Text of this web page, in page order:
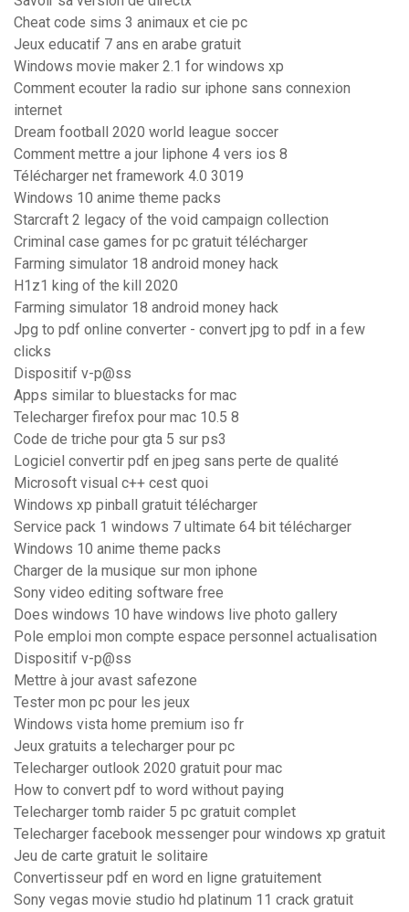
Cheat code sims 3 animaux et cie pc
Jeux educatif 7 ans en arabe gratuit
Windows movie maker 2.1 for windows xp
Comment ecouter la radio sur iphone sans connexion
internet
Dream football 2020 world league soccer
Comment mettre a jour liphone 4 vers ios 8
Télécharger net framework 4.0 3019
Windows 10 anime theme packs
Starcraft 2 legacy of the void campaign collection
Criminal case games for pc gratuit télécharger
Farming simulator 18 android money hack
H1z1 king of the kill 2020
Farming simulator 18 android money hack
Jpg to pdf online converter - convert jpg to pdf in a few
clicks
Dispositif v-p@ss
Apps similar to bluestacks for mac
Telecharger firefox pour mac 10.5 8
Code de triche pour gta 5 sur ps3
Logiciel convertir pdf en jpeg sans perte de qualité
Microsoft visual c++ cest quoi
Windows xp pinball gratuit télécharger
Service pack 1 windows 7 ultimate 64 bit télécharger
Windows 10 anime theme packs
Charger de la musique sur mon iphone
Sony video editing software free
Does windows 10 have windows live photo gallery
Pole emploi mon compte espace personnel actualisation
Dispositif v-p@ss
Mettre à jour avast safezone
Tester mon pc pour les jeux
Windows vista home premium iso fr
Jeux gratuits a telecharger pour pc
Telecharger outlook 2020 gratuit pour mac
How to convert pdf to word without paying
Telecharger tomb raider 5 pc gratuit complet
Telecharger facebook messenger pour windows xp gratuit
Jeu de carte gratuit le solitaire
Convertisseur pdf en word en ligne gratuitement
Sony vegas movie studio hd platinum 11 crack gratuit